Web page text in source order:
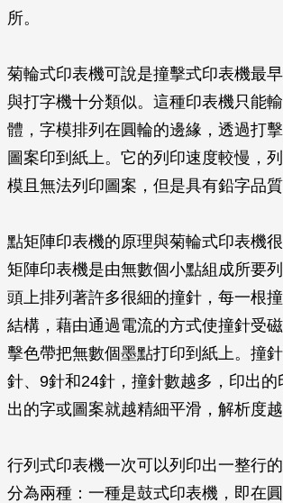
所。
菊輪式印表機可說是撞擊式印表機最
與打字機十分類似。這種印表機只能
體，字模排列在圓輪的邊緣，透過打
圖案印到紙上。它的列印速度較慢，
模且無法列印圖案，但是具有鉛字品質
點矩陣印表機的原理與菊輪式印表機
矩陣印表機是由無數個小點組成所要
頭上排列著許多很細的撞針，每一根
結構，藉由通過電流的方式使撞針受
擊色帶把無數個墨點打印到紙上。撞
針、9針和24針，撞針數越多，印出的
出的字或圖案就越精細平滑，解析度越
行列式印表機一次可以列印出一整行
分為兩種：一種是鼓式印表機，即在